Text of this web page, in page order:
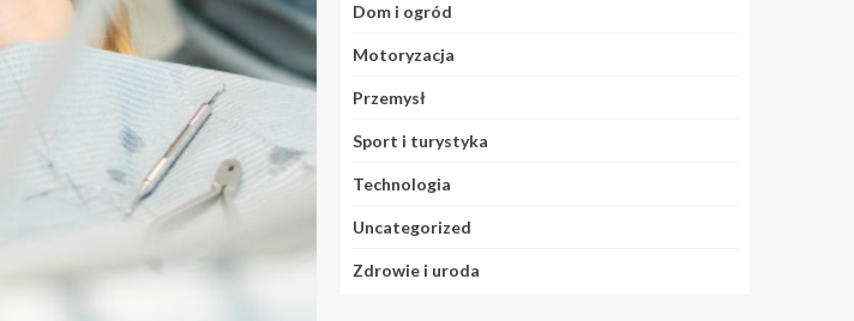
Dom i ogród
Motoryzacja
Przemysł
Sport i turystyka
Technologia
Uncategorized
Zdrowie i uroda